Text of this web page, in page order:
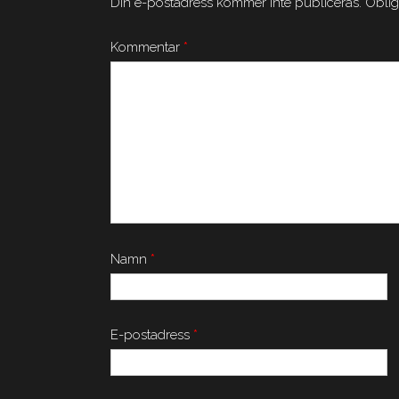
Kommentar *
Namn *
E-postadress *